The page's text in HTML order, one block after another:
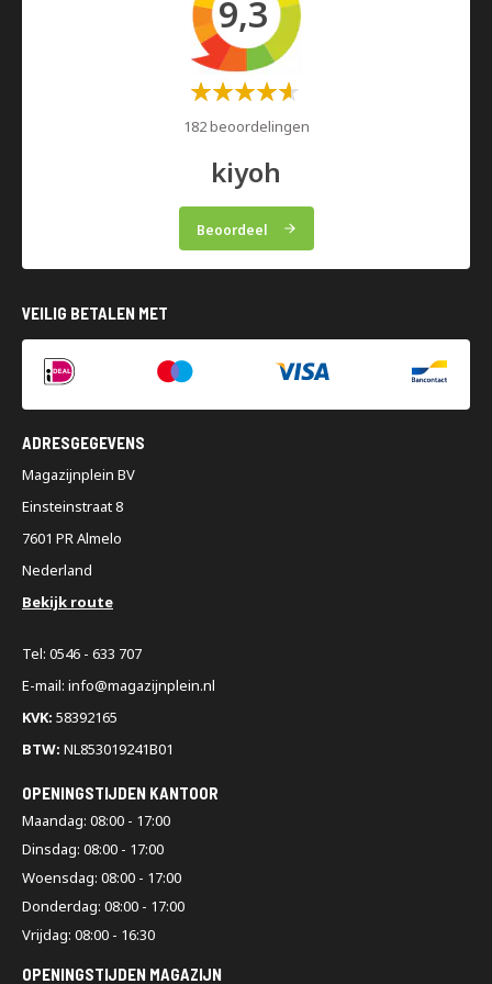
9,3
Waardering:
182 beoordelingen
kiyoh
Beoordeel
VEILIG BETALEN MET
ADRESGEGEVENS
Magazijnplein BV
Einsteinstraat 8
7601 PR Almelo
Nederland
Bekijk route
Tel: 0546 - 633 707
E-mail: info@magazijnplein.nl
KVK: 58392165
BTW: NL853019241B01
OPENINGSTIJDEN KANTOOR
Maandag: 08:00 - 17:00
Dinsdag: 08:00 - 17:00
Woensdag: 08:00 - 17:00
Donderdag: 08:00 - 17:00
Vrijdag: 08:00 - 16:30
OPENINGSTIJDEN MAGAZIJN